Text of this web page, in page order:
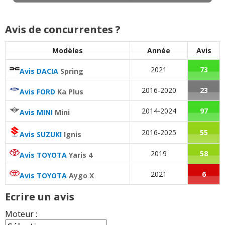
16/20 1.4 Sport 140 ch
18/20 1.4 Sport 140 ch 1.4 boosterjet
20/20 1.4 Sport 140 ch(2)
18/20 1.4 Sport 140 ch 80000 km - 2018(0)
18/20
1.4 Sport 140 ch Manuel , 32000km
année 2019(0)
-- /20
2019, 5(0)
Avis de concurrentes ?
Modèles Année Avis
Avis DACIA Spring 2021 73
Avis FORD Ka Plus 2016-2020 23
Avis MINI Mini 2014-2024 97
Avis SUZUKI Ignis 2016-2025 55
Avis TOYOTA Yaris 4 2019 58
Avis TOYOTA Aygo X 2021 6
Ecrire un avis
Moteur :